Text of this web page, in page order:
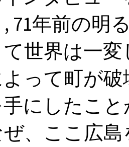
71年前の明
世界は一
って町が
にしたこ
、ここ広